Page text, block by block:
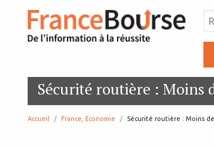
Sécurité routière : Moins
Accueil France, Economie page:
Sécurité routière : Moins